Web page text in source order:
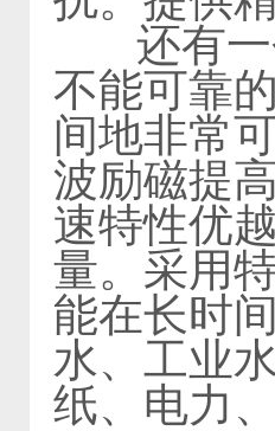
还有一
不能可靠
间地非常
波励磁提
速特性优
量。采用
能在长时
水、工业
纸、电力